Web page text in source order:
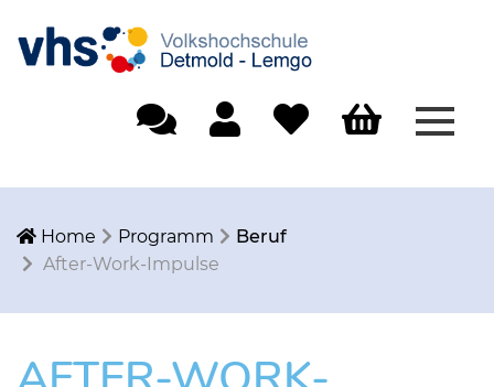
Home Programm
Beruf
After-Work-Impulse